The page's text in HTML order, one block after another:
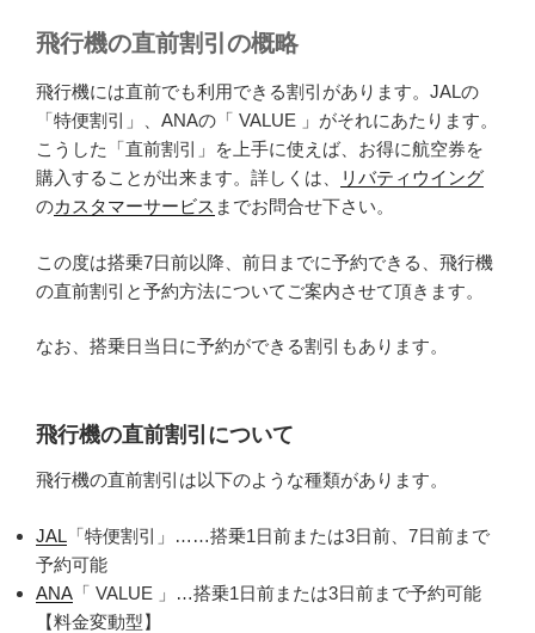
飛行機の直前割引の概略
飛行機には直前でも利用できる割引があります。JALの
「特便割引」、ANAの「 VALUE 」がそれにあたります。
こうした「直前割引」を上手に使えば、お得に航空券を
購入することが出来ます。詳しくは、
リバティウイング
のカスタマーサービス までお問合せ下さい。
この度は搭乗7日前以降、前日までに予約できる、飛行機
の直前割引と予約方法についてご案内させて頂きます。
なお、搭乗日当日に予約ができる割引もあります。
飛行機の直前割引について
飛行機の直前割引は以下のような種類があります。
JAL 「特便割引」……搭乗1日前または3日前、7日前まで
予約可能
ANA 「 VALUE 」…搭乗1日前または3日前まで予約可能
【料金変動型】